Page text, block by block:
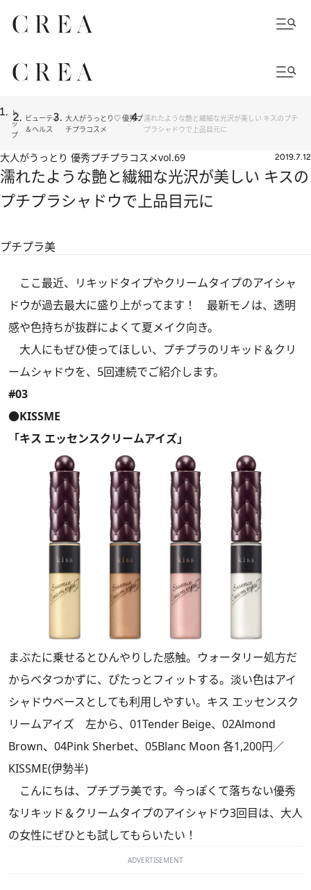
ト
ッ
プ
ビューティ
＆ヘルス
大人がうっとり♡ 優秀プ
チプラコスメ
濡れたような艶と繊細な光沢が美しい キスのプチ
プラシャドウで上品目元に
大人がうっとり 優秀プチプラコスメvol.69 2019.7.12
濡れたような艶と繊細な光沢が美しい キスの
プチプラシャドウで上品目元に
プチプラ美
ここ最近、リキッドタイプやクリームタイプのアイシャ
ドウが過去最大に盛り上がってます！ 最新モノは、透明
感や色持ちが抜群によくて夏メイク向き。
大人にもぜひ使ってほしい、プチプラのリキッド＆クリ
ームシャドウを、5回連続でご紹介します。
#03
●KISSME
「キス エッセンスクリームアイズ」
まぶたに乗せるとひんやりした感触。ウォータリー処方だ
からベタつかずに、ぴたっとフィットする。淡い色はアイ
シャドウベースとしても利用しやすい。キス エッセンスク
リームアイズ 左から、01Tender Beige、02Almond
Brown、04Pink Sherbet、05Blanc Moon 各1,200円／
KISSME(伊勢半)
こんにちは、プチプラ美です。今っぽくて落ちない優秀
なリキッド＆クリームタイプのアイシャドウ3回目は、大人
の女性にぜひとも試してもらいたい！
ADVERTISEMENT